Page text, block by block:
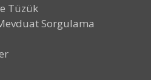
Tüzük
Sorgulama